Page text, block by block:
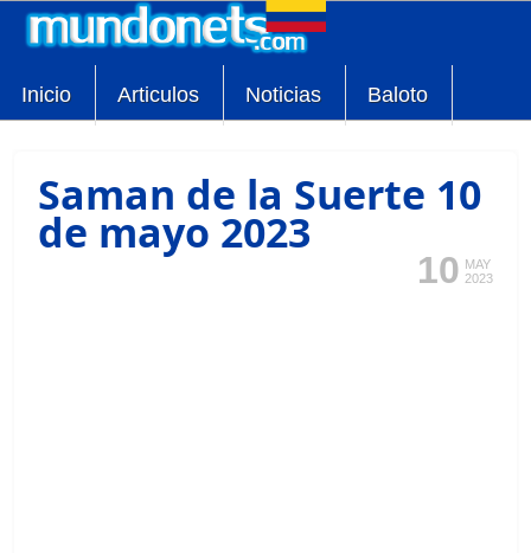
Inicio Articulos Noticias Baloto
Saman de la Suerte 10
de mayo 2023
10 MAY
2023